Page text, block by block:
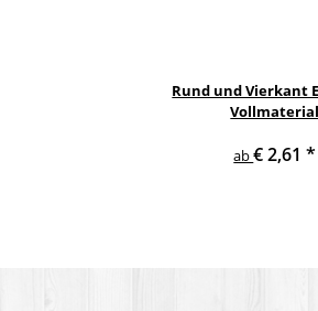
Rund und Vierkant
Vollmaterial
ab€ 2,61*